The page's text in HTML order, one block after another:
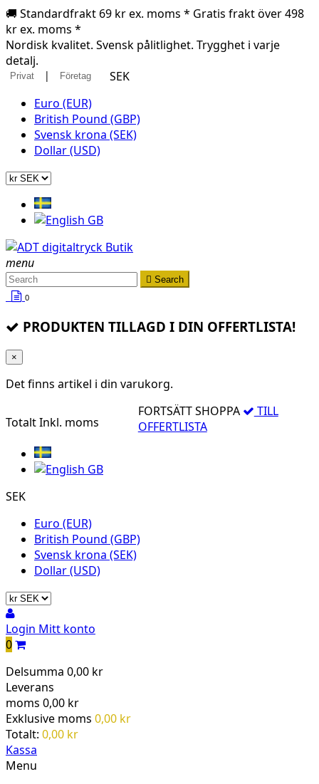
🚚 Standardfrakt 69 kr ex. moms * Gratis frakt över 498
kr ex. moms *
Nordisk kvalitet. Svensk pålitlighet. Trygghet i varje
detalj.
Privat | Företag
SEK
Euro (EUR)
British Pound (GBP)
Svensk krona (SEK)
Dollar (USD)
menu
 Search
0
PRODUKTEN TILLAGD I DIN OFFERTLISTA!
×
Det finns artikel i din varukorg.
TotaltInkl. moms
FORTSÄTT SHOPPA
TILL
OFFERTLISTA
SEK
Euro (EUR)
British Pound (GBP)
Svensk krona (SEK)
Dollar (USD)
Login Mitt konto
0
Delsumma 0,00 kr
Leverans
moms 0,00 kr
Exklusive moms 0,00 kr
Totalt: 0,00 kr
Kassa
Menu